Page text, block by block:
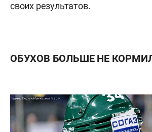
своих результатов.
ОБУХОВ БОЛЬШЕ НЕ